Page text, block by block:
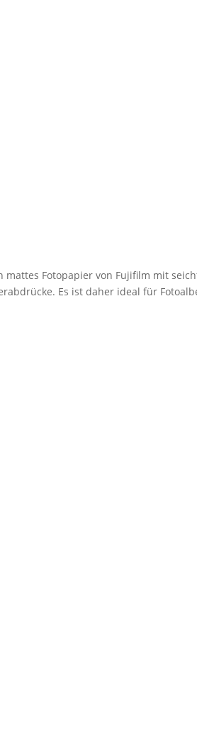
Fotopapier von Fujifilm mit
Es ist daher ideal für